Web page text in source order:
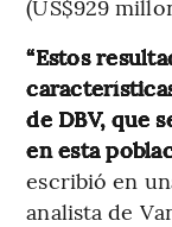
(US$929
“Estos
de DBV, que
en esta
escribió en
analista de